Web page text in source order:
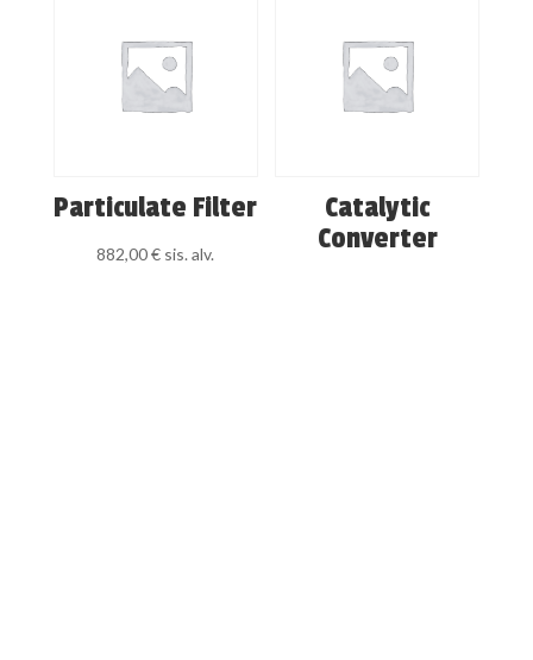
Particulate Filter
882,00€ sis. alv.
Catalytic
Converter